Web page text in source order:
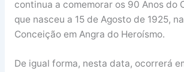
continua a comemorar os 90 Anos do
que nasceu a 15 de Agosto de 1925,
Conceição em Angra do Heroísmo.
De igual forma, nesta data, ocorrerá